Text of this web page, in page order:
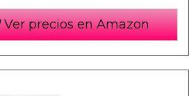
Ver precios en Amazon